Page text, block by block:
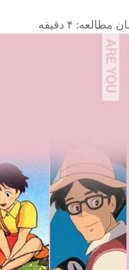
مطالعه: ۴ دقیقه